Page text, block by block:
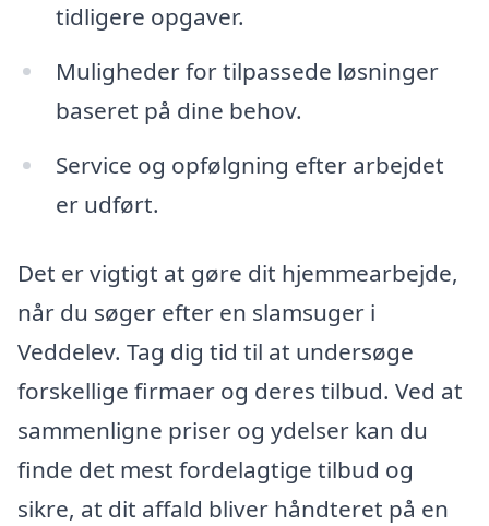
tidligere opgaver.
Muligheder for tilpassede løsninger
baseret på dine behov.
Service og opfølgning efter arbejdet
er udført.
Det er vigtigt at gøre dit hjemmearbejde,
når du søger efter en slamsuger i
Veddelev. Tag dig tid til at undersøge
forskellige firmaer og deres tilbud. Ved at
sammenligne priser og ydelser kan du
finde det mest fordelagtige tilbud og
sikre, at dit affald bliver håndteret på en